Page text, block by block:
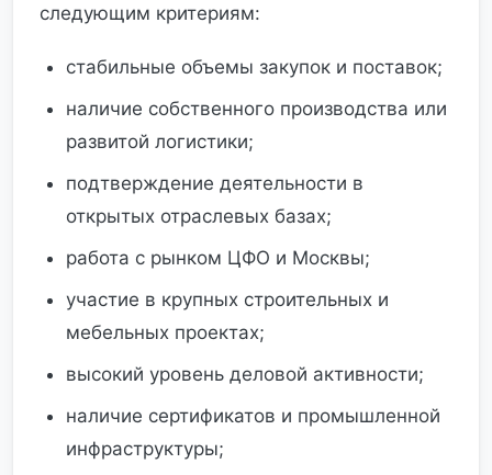
следующим критериям:
стабильные объемы закупок и поставок;
наличие собственного производства или
развитой логистики;
подтверждение деятельности в
открытых отраслевых базах;
работа с рынком ЦФО и Москвы;
участие в крупных строительных и
мебельных проектах;
высокий уровень деловой активности;
наличие сертификатов и промышленной
инфраструктуры;